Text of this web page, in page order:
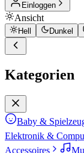
Einloggen
Ansicht
Hell Dunkel
Kategorien
Baby &
Elektronik &
Accessoires